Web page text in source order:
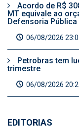
Acordo de R$
MT equivale ao
Defensoria Pública
06/08/2026
Petrobras tem
trimestre
06/08/2026
EDITORIAS